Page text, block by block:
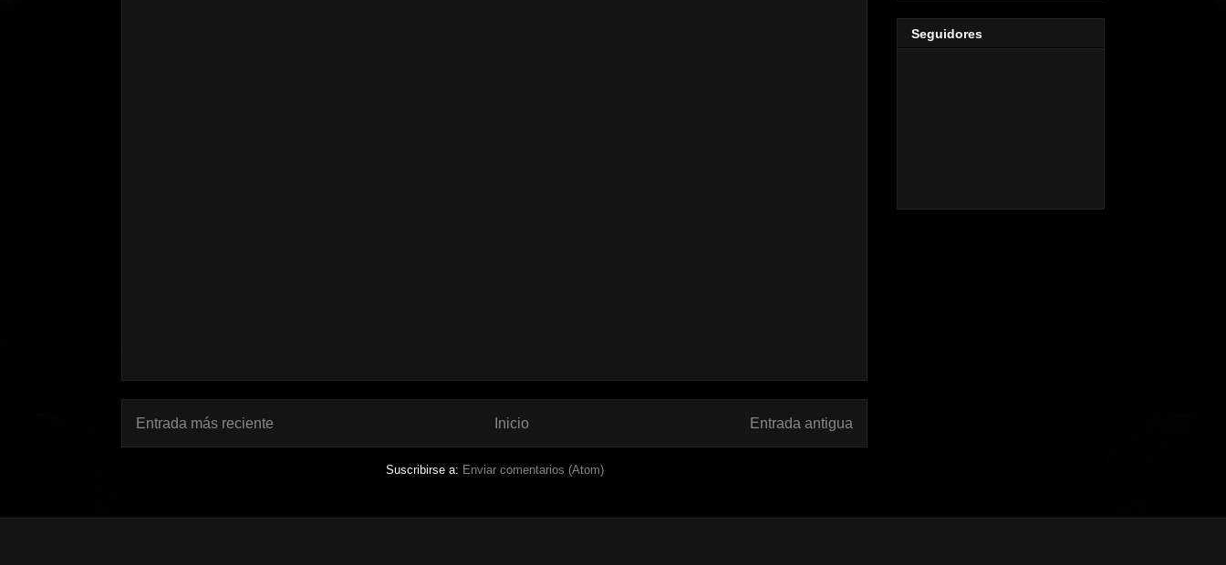
Entrada más reciente Entrada antigua
Inicio
Suscribirse a: Enviar comentarios (Atom)
Seguidores